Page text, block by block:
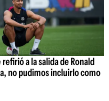
a la salida de Ronald
no pudimos incluirlo como